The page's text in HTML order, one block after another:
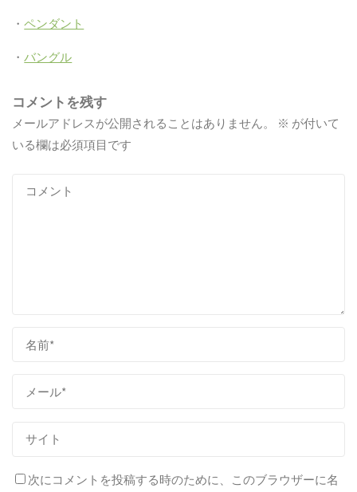
・ペンダント
・バングル
コメントを残す
メールアドレスが公開されることはありません。 ※ が付いて
いる欄は必須項目です
次にコメントを投稿する時のために、このブラウザーに名